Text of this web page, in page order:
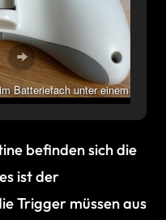
Batteriefach unter einem
befinden sich die
ist der
Trigger müssen aus